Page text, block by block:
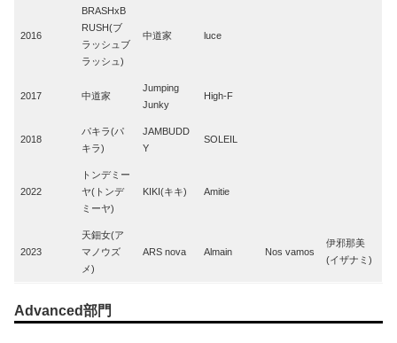
2016
BRASHxB
RUSH(ブ
ラッシュブ
ラッシュ)
中道家 luce
2017 中道家
Jumping
Junky
High-F
2018
パキラ(パ
キラ)
JAMBUDD
Y
SOLEIL
2022
トンデミー
ヤ(トンデ
ミーヤ)
KIKI(キキ) Amitie
2023
天鈿女(ア
マノウズ
メ)
ARS nova Almain Nos vamos
伊邪那美
(イザナミ)
Advanced部門